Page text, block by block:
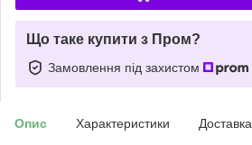
Що таке купити з Пром?
Замовлення під захистом
Опис Характеристики Доставка